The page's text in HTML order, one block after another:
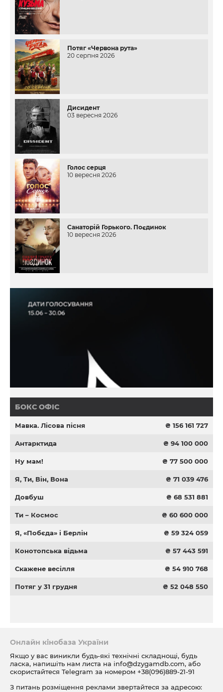
Потяг «Червона рута»
20 серпня 2026
Дисидент
03 вересня 2026
Голос серця
10 вересня 2026
Санаторій Горького. Поєдинок
10 вересня 2026
БОКС ОФІС
Мавка. Лісова пісня ₴ 156 161 727
Антарктида ₴ 94 100 000
Ну мам! ₴ 77 500 000
Я, Ти, Він, Вона ₴ 71 039 476
Довбуш ₴ 68 531 881
Ти – Космос ₴ 60 600 000
Я, «Побєда» і Берлін ₴ 59 324 059
Конотопська відьма ₴ 57 443 591
Скажене весілля ₴ 54 910 768
Потяг у 31 грудня ₴ 52 048 550
Онлайн кінобаза України
Якщо у вас виникли будь-які технічні складнощі, будь
ласка, напишіть нам листа на info@dzygamdb.com, або
скористайтеся Telegram за номером +38(096)889-21-91
З питань розміщення реклами звертайтеся за адресою: